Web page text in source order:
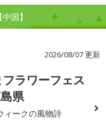
国】
2026/08/07 更新
ラワーフェス
県
ィークの風物詩